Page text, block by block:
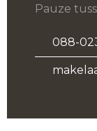
Pauze
088-